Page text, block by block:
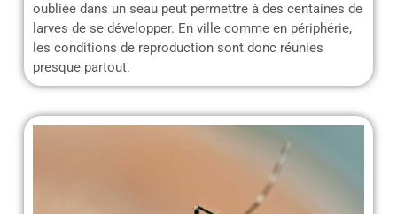
oubliée dans un seau peut permettre à des centaines de
larves de se développer. En ville comme en périphérie,
les conditions de reproduction sont donc réunies
presque partout.